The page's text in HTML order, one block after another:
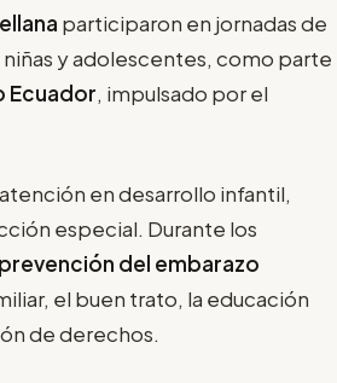
participaron en jornadas de
y adolescentes, como parte
Ecuador, impulsado por el
en desarrollo infantil,
especial. Durante los
prevención del embarazo
el buen trato, la educación
de derechos.